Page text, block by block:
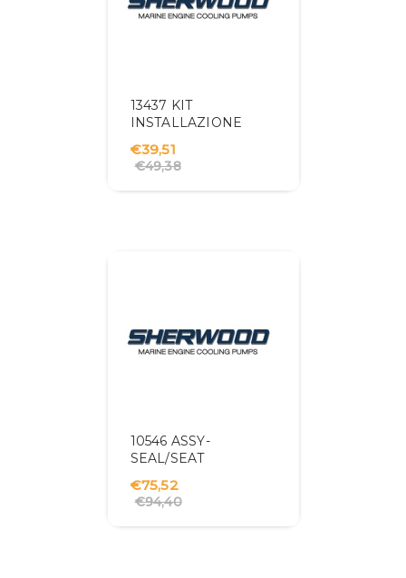
13437 KIT
INSTALLAZIONE
€39,51
€49,38
10546 ASSY-
SEAL/SEAT
€75,52
€94,40